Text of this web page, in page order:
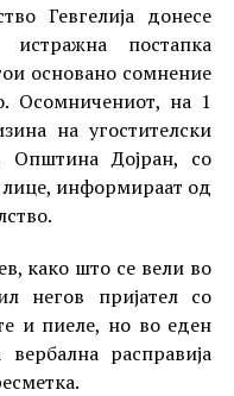
Гевгелија донесе
постапка
основано сомнение
Осомничениот, на 1
на угостителски
Општина Дојран, со
информираат од
како што се вели во
негов пријател со
и пиеле, но во еден
расправија